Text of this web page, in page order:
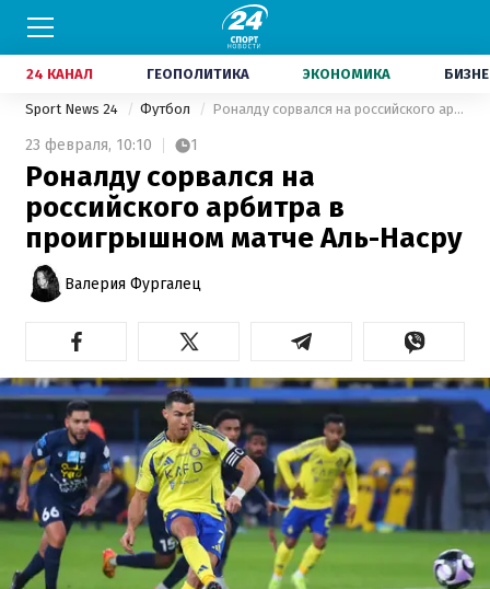
24 КАНАЛ ГЕОПОЛИТИКА ЭКОНОМИКА
Sport News 24 Футбол Роналду сорвался на российского арбитра в проигрышном матче Аль-Насру
23 февраля, 10:10 1
Роналду сорвался на
российского арбитра в
проигрышном матче Аль-Насру
Валерия Фургалец